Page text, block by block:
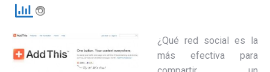
¿Qué red social es la
más efectiva para